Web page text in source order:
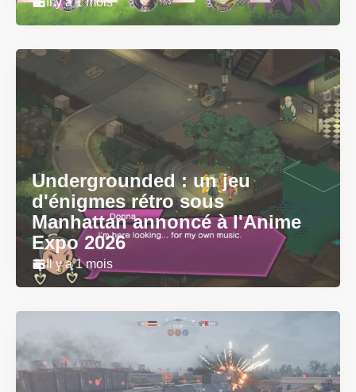
Undergrounded : un jeu
d'énigmes rétro sous
Manhattan annoncé à l'Anime
Expo 2026
Il y a 1 mois